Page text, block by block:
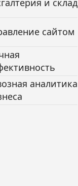
и склад
сайтом
аналитика